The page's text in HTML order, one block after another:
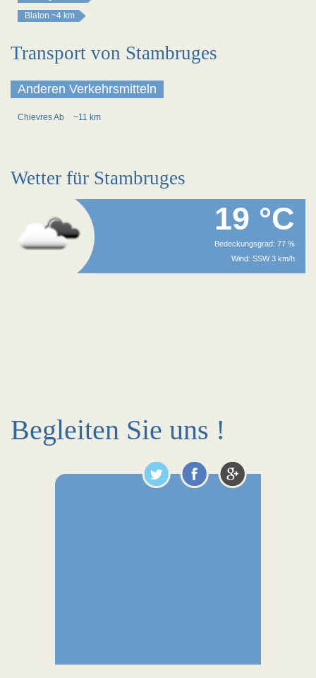
Blaton ~4 km
Transport von Stambruges
Anderen Verkehrsmitteln
Chievres Ab ~11 km
Wetter für Stambruges
19 °C
Bedeckungsgrad: 77 %
Wind: SSW 3 km/h
Begleiten Sie uns !